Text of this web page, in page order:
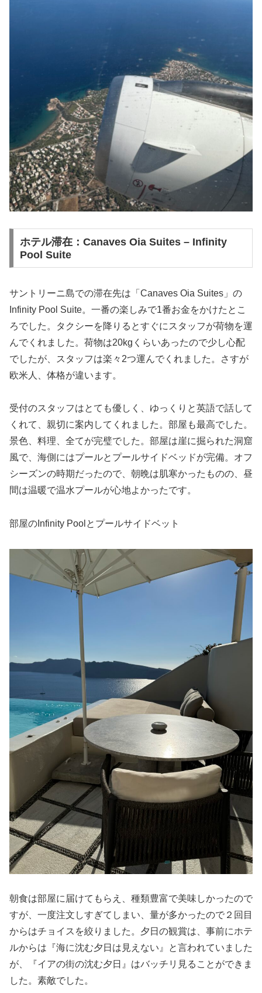
ホテル滞在：Canaves Oia Suites – Infinity
Pool Suite
サントリーニ島での滞在先は「Canaves Oia Suites」の
Infinity Pool Suite。一番の楽しみで1番お金をかけたとこ
ろでした。タクシーを降りるとすぐにスタッフが荷物を運
んでくれました。荷物は20kgくらいあったので少し心配
でしたが、スタッフは楽々2つ運んでくれました。さすが
欧米人、体格が違います。
受付のスタッフはとても優しく、ゆっくりと英語で話して
くれて、親切に案内してくれました。部屋も最高でした。
景色、料理、全てが完璧でした。部屋は崖に掘られた洞窟
風で、海側にはプールとプールサイドベッドが完備。オフ
シーズンの時期だったので、朝晩は肌寒かったものの、昼
間は温暖で温水プールが心地よかったです。
部屋のInfinity Poolとプールサイドベット
朝食は部屋に届けてもらえ、種類豊富で美味しかったので
すが、一度注文しすぎてしまい、量が多かったので２回目
からはチョイスを絞りました。夕日の観賞は、事前にホテ
ルからは『海に沈む夕日は見えない』と言われていました
が、『イアの街の沈む夕日』はバッチリ見ることができま
した。素敵でした。